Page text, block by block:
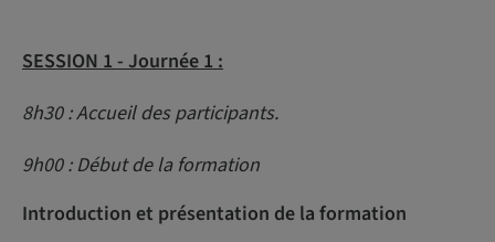
SESSION 1 -Journée 1 :
8h30 : Accueil des participants.
9h00 : Début de la formation
Introduction et présentation de la formation